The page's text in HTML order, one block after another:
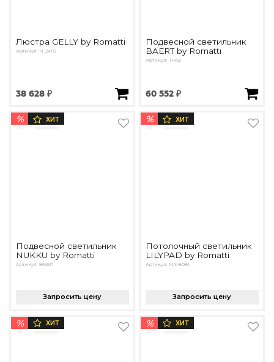
Люстра GELLY by Romatti
Артикул: N-241S
38 628 ₽
Подвесной светильник
BAERT by Romatti
Артикул: TH93
60 552 ₽
% ХИТ
Подвесной светильник
NUKKU by Romatti
Артикул: 8665P
Запросить цену
% ХИТ
Потолочный светильник
LILYPAD by Romatti
Артикул: MX-8081
Запросить цену
% ХИТ % ХИТ